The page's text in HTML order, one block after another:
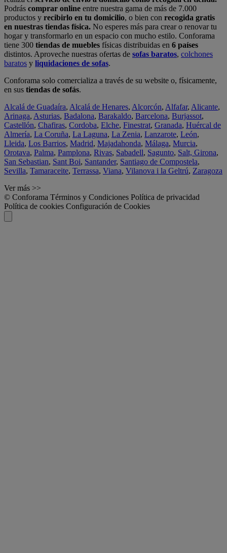
Podrás comprar online entre nuestra gama de más de 7.000
productos y recibirlo en tu domicilio, o bien con recogida gratis
en nuestras tiendas física. No esperes más para crear o renovar tu
hogar y transformarlo en un espacio con mucho estilo. Conforama
tiene 300 tiendas de muebles físicas distribuidas en 6 países
distintos. Aproveche nuestras ofertas de sofas baratos, colchones
baratos y liquidaciones de sofas.
Conforama solo comercializa a través de su website o, físicamente,
en sus tiendas de sofás.
Alcalá de Guadaíra, Alcalá de Henares, Alcorcón, Alfafar, Alicante,
Arinaga, Asturias, Badalona, Barakaldo, Barcelona, Burjassot,
Castellón, Chafiras, Cordoba, Elche, Finestrat, Granada, Huércal de
Almería, La Coruña, La Laguna, La Zenia, Lanzarote, León,
Lleida, Los Barrios, Madrid, Majadahonda, Málaga, Murcia,
Orotava, Palma, Pamplona, Rivas, Sabadell, Sagunto, Salt, Girona,
San Sebastian, Sant Boi, Santander, Santiago de Compostela,
Sevilla, Tamaraceite, Terrassa, Viana, Vilanova i la Geltrú, Zaragoza
Ver más >>
© Conforama Términos y Condiciones Política de privacidad
Política de cookies Configuración de Cookies